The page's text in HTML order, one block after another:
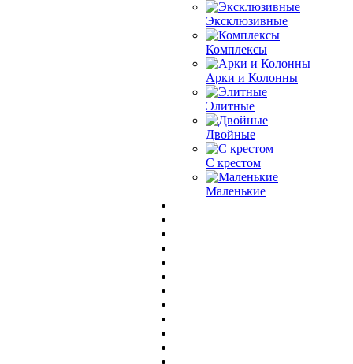
Эксклюзивные
Комплексы
Арки и Колонны
Элитные
Двойные
С крестом
Маленькие